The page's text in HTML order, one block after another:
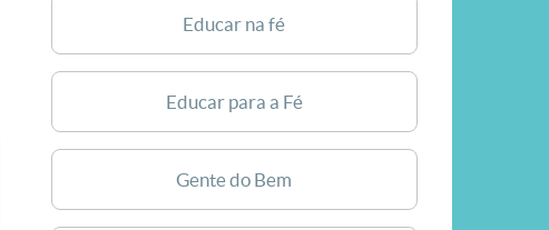
Educar na fé
Educar para a Fé
Gente do Bem